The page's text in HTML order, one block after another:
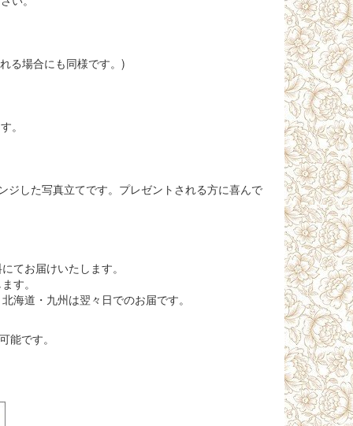
る場合にも同様です。)
。
した写真立てです。プレゼントされる方に喜んで
てお届けいたします。
す。
海道・九州は翌々日でのお届です。
能です。